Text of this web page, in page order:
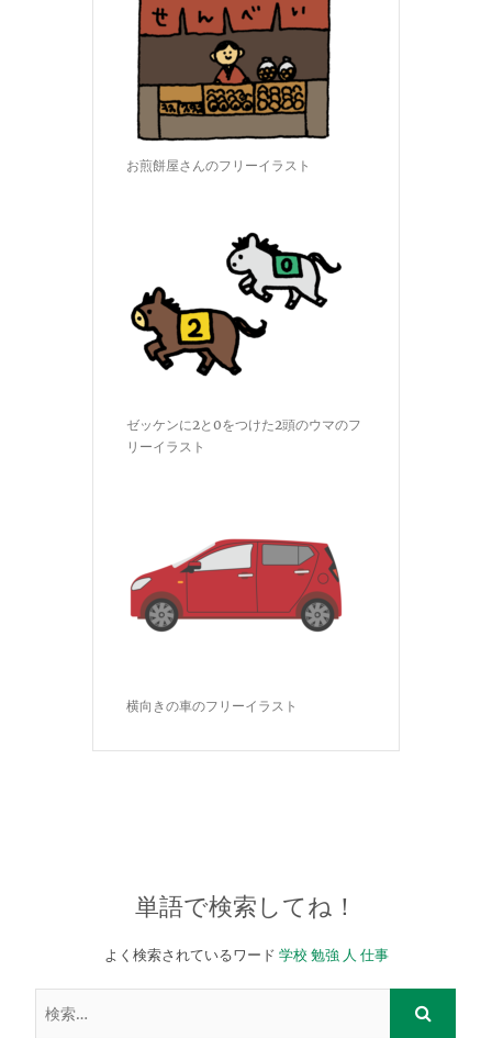
お煎餅屋さんのフリーイラスト
ゼッケンに2と0をつけた2頭のウマのフ
リーイラスト
横向きの車のフリーイラスト
単語で検索してね！
よく検索されているワード 学校 勉強 人 仕事